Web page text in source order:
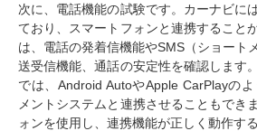
次に、電話機能の試験です。カーナビに
ており、スマートフォンと連携すること
は、電話の発着信機能やSMS（ショート
送受信機能、通話の安定性を確認します
では、Android AutoやApple CarPlayの
メントシステムと連携させることもでき
ォンを使用し、連携機能が正しく動作す